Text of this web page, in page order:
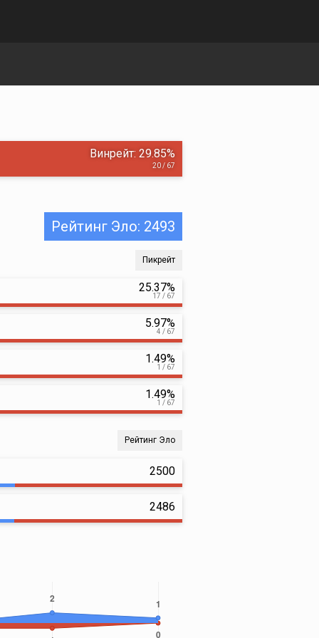
Винрейт: 29.85%
20 / 67
Рейтинг Эло: 2493
Пикрейт
25.37%
17 / 67
5.97%
4 / 67
1.49%
1 / 67
1.49%
1 / 67
Рейтинг Эло
2500
2486